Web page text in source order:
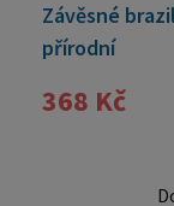
Závěsné
přírodní
368 Kč